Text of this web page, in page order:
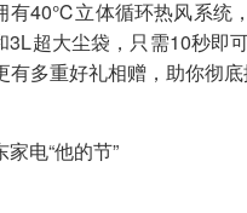
有40℃立体循环热风系统
超大尘袋，只需10秒即
多重好礼相赠，助你彻底